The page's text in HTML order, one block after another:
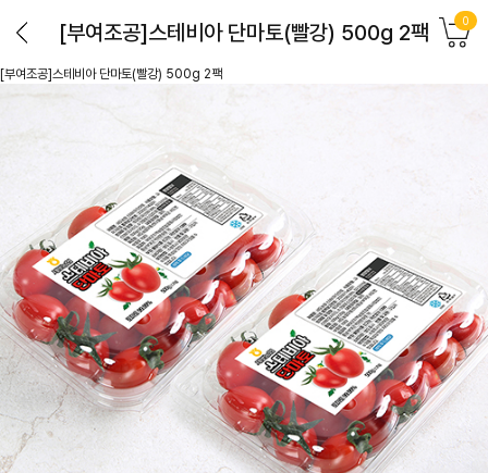
[부여조공]스테비아 단마토(빨강) 500g 2팩 0
[부여조공]스테비아 단마토(빨강) 500g 2팩